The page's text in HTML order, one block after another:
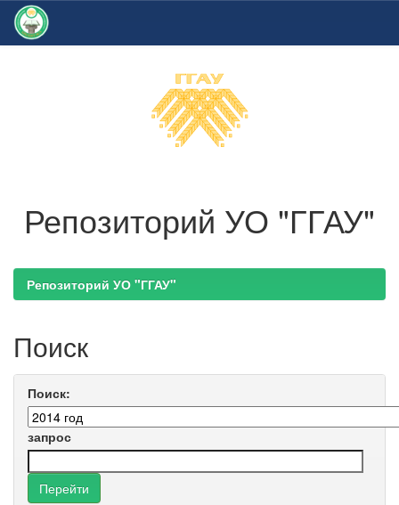
Репозиторий УО "ГГАУ"
Репозиторий УО "ГГАУ"
Поиск
Поиск:
запрос